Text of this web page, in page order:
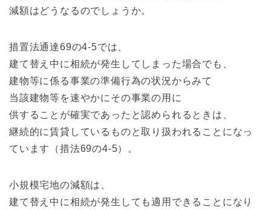
減額はどうなるのでしょうか。
措置法通達69の4-5では、
建て替え中に相続が発生してしまった場合でも、
建物等に係る事業の準備行為の状況からみて
当該建物等を速やかにその事業の用に
供することが確実であったと認められるときは、
継続的に賃貸しているものと取り扱われることになっ
ています（措法69の4-5）。
小規模宅地の減額は、
建て替え中に相続が発生しても適用できることになり